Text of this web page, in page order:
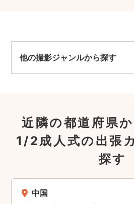
他の撮影ジャンルから探す
近隣の都道府県
1/2成人式の出張
探す
中国